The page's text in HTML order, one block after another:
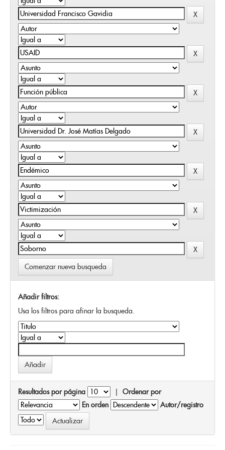
Comenzar nueva busqueda
Añadir filtros:
Usa los filtros para afinar la busqueda.
Resultados por página | Ordenar por
En orden
Autor/registro